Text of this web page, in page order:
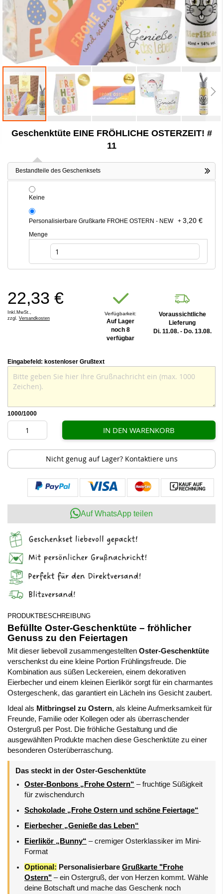
Anfang
Geschenktüte EINE FRÖHLICHE OSTERZEIT! #
11
Bestandteile des Geschenksets
Keine
Personalisierbare Grußkarte FROHE OSTERN - NEW + 3,20 €
Menge
22,33 €
Inkl.MwSt.,
zzgl. Versandkosten
Verfügbarkeit:
Auf Lager
noch 8
verfügbar
Voraussichtliche
Lieferung
Di. 11.08. - Do. 13.08.
Eingabefeld: kostenloser Grußtext
1000/1000
IN DEN WARENKORB
Nicht genug auf Lager? Kontaktiere uns
Auf WhatsApp teilen
PRODUKTBESCHREIBUNG
Befüllte Oster-Geschenktüte – fröhlicher
Genuss zu den Feiertagen
Mit dieser liebevoll zusammengestellten Oster-Geschenktüte
verschenkst du eine kleine Portion Frühlingsfreude. Die
Kombination aus süßen Leckereien, einem dekorativen
Eierbecher und einem kleinen Eierlikör sorgt für ein charmantes
Ostergeschenk, das garantiert ein Lächeln ins Gesicht zaubert.
Ideal als Mitbringsel zu Ostern, als kleine Aufmerksamkeit für
Freunde, Familie oder Kollegen oder als überraschender
Ostergruß per Post. Die fröhliche Gestaltung und die
ausgewählten Produkte machen diese Geschenktüte zu einer
besonderen Osterüberraschung.
Das steckt in der Oster-Geschenktüte
Oster-Bonbons „Frohe Ostern“ – fruchtige Süßigkeit
für zwischendurch
Schokolade „Frohe Ostern und schöne Feiertage“
Eierbecher „Genieße das Leben“
Eierlikör „Bunny“ – cremiger Osterklassiker im Mini-
Format
Optional: Personalisierbare Grußkarte "Frohe
Ostern" – ein Ostergruß, der von Herzen kommt. Wähle
deine Botschaft und mache das Geschenk noch